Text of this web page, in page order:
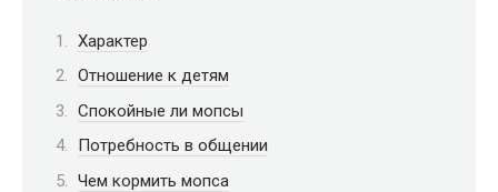
Характер
Отношение к детям
Спокойные ли мопсы
Потребность в общении
Чем кормить мопса